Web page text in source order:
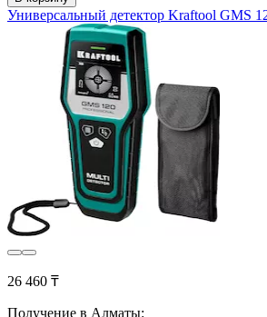
Универсальный детектор Kraftool GMS
26 460 ₸
Получение в Алматы: